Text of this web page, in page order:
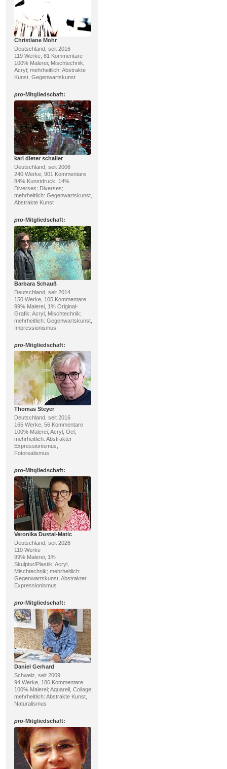
Christiane Mohr
Deutschland, seit 2016
119 Werke, 81 Kommentare
100% Malerei; Mischtechnik,
Acryl; mehrheitlich: Abstrakte
Kunst, Gegenwartskunst
pro-Mitgliedschaft:
karl dieter schaller
Deutschland, seit 2006
240 Werke, 901 Kommentare
84% Kunstdruck, 14%
Diverses; Diverses;
mehrheitlich: Gegenwartskunst,
Abstrakte Kunst
pro-Mitgliedschaft:
Barbara Schauß
Deutschland, seit 2014
150 Werke, 105 Kommentare
99% Malerei, 1% Original-
Grafik; Acryl, Mischtechnik;
mehrheitlich: Gegenwartskunst,
Impressionismus
pro-Mitgliedschaft:
Thomas Steyer
Deutschland, seit 2016
165 Werke, 56 Kommentare
100% Malerei; Acryl, Oel;
mehrheitlich: Abstrakter
Expressionismus,
Fotorealismus
pro-Mitgliedschaft:
Veronika Dustal-Matic
Deutschland, seit 2026
110 Werke
99% Malerei, 1%
Skulptur/Plastik; Acryl,
Mischtechnik; mehrheitlich:
Gegenwartskunst, Abstrakter
Expressionismus
pro-Mitgliedschaft:
Daniel Gerhard
Schweiz, seit 2009
94 Werke, 186 Kommentare
100% Malerei; Aquarell, Collage;
mehrheitlich: Abstrakte Kunst,
Naturalismus
pro-Mitgliedschaft: